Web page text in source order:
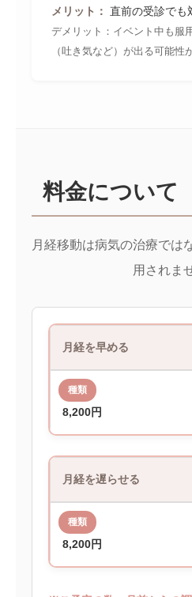
メリット： 直前の受診でも
デメリット：イベント中も服
（吐き気など）が出る可能性
料金について
月経移動は病気の治療では
用されま
月経を早める
8,200円
月経を遅らせる
8,200円